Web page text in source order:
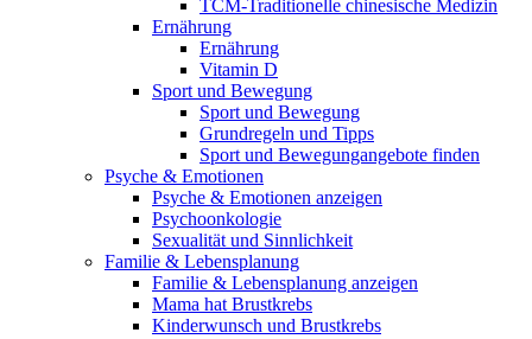
TCM-Traditionelle chinesische Medizin
Ernährung
Ernährung
Vitamin D
Sport und Bewegung
Sport und Bewegung
Grundregeln und Tipps
Sport und Bewegungangebote finden
Psyche & Emotionen
Psyche & Emotionen anzeigen
Psychoonkologie
Sexualität und Sinnlichkeit
Familie & Lebensplanung
Familie & Lebensplanung anzeigen
Mama hat Brustkrebs
Kinderwunsch und Brustkrebs